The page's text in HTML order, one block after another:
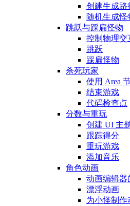
创建生成路
随机生成怪
跳跃与踩扁怪物
控制物理交
跳跃
踩扁怪物
杀死玩家
使用 Area
结束游戏
代码检查点
分数与重玩
创建 UI 主
跟踪得分
重玩游戏
添加音乐
角色动画
动画编辑器
漂浮动画
为小怪制作